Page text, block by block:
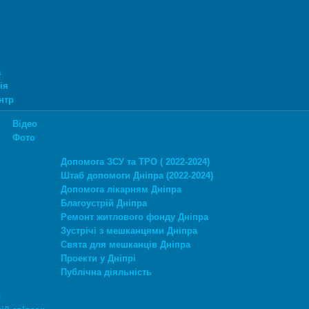
Відео
Фото
Допомога ЗСУ та ТРО ( 2022-2024)
Штаб допомоги Дніпра (2022-2024)
Допомога лікарням Дніпра
Благоустрій Дніпра
Ремонт житлового фонду Дніпра
Зустрічі з мешканцями Дніпра
Свята для мешканців Дніпра
Проекти у Дніпрі
Публічна діяльність